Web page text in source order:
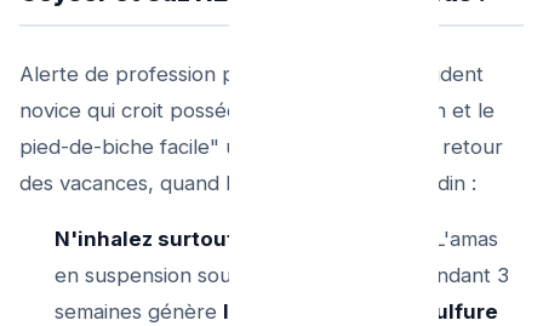
Alerte de profession préventive pour le résident
novice qui croit posséder "les plans du jardin et le
pied-de-biche facile" un samedi pluvieux au retour
des vacances, quand l’égout empeste au jardin :
N'inhalez surtout pas le trou béant !
L'amas
en suspension sous couvercle fermé pendant 3
semaines génère le redoutable H2S (Sulfure